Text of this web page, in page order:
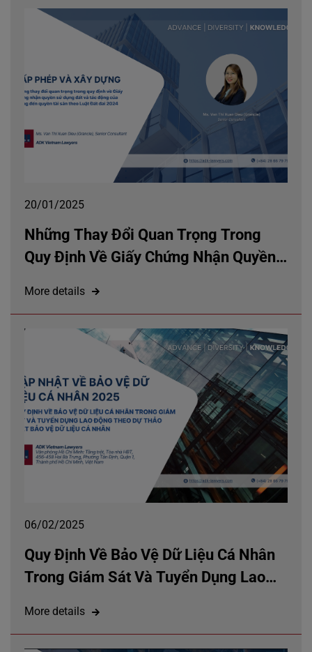
20/01/2025
Những Thay Đổi Quan Trọng Trong
Quy Định Về Giấy Chứng Nhận Quyền
More details
06/02/2025
Quy Định Về Bảo Vệ Dữ Liệu Cá Nhân
Trong Giám Sát Và Tuyển Dụng Lao
Liệu Cá Nhân
More details